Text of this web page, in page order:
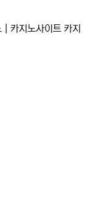
카지노사이트 카지